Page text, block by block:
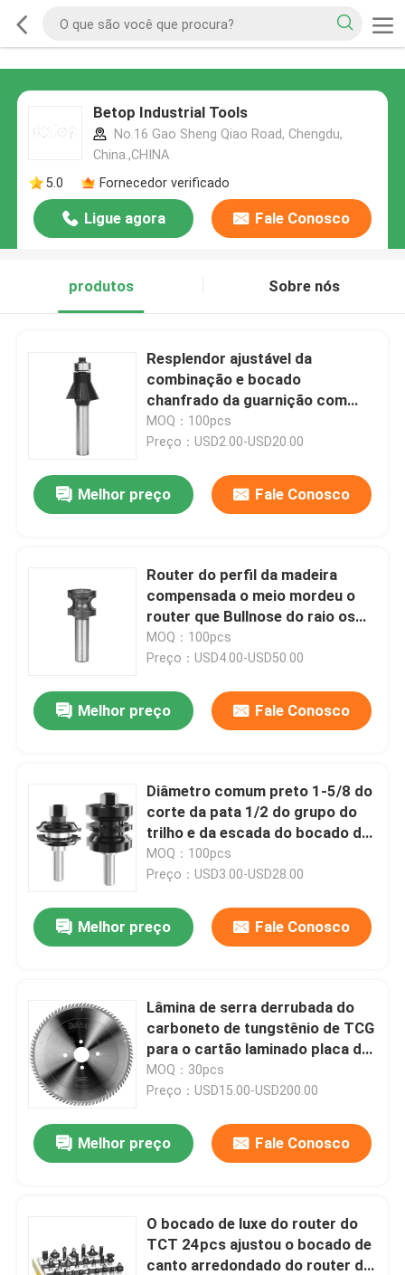
Betop Industrial Tools
No.16 Gao Sheng Qiao Road, Chengdu,
China.,CHINA
5.0
Fornecedor verificado
Ligue agora Fale Conosco
produtos Sobre nós
Resplendor ajustável da
combinação e bocado
chanfrado da guarnição com
carregamento do ODM
MOQ：100pcs
Preço：USD2.00-USD20.00
Melhor preço Fale Conosco
Router do perfil da madeira
compensada o meio mordeu o
router que Bullnose do raio os
bocados arredondaram
inteiramente a borda
MOQ：100pcs
Preço：USD4.00-USD50.00
Melhor preço Fale Conosco
Diâmetro comum preto 1-5/8 do
corte da pata 1/2 do grupo do
trilho e da escada do bocado do
router 2PC
MOQ：100pcs
Preço：USD3.00-USD28.00
Melhor preço Fale Conosco
Lâmina de serra derrubada do
carboneto de tungstênio de TCG
para o cartão laminado placa do
folheado
MOQ：30pcs
Preço：USD15.00-USD200.00
Melhor preço Fale Conosco
O bocado de luxe do router do
TCT 24pcs ajustou o bocado de
canto arredondado do router do